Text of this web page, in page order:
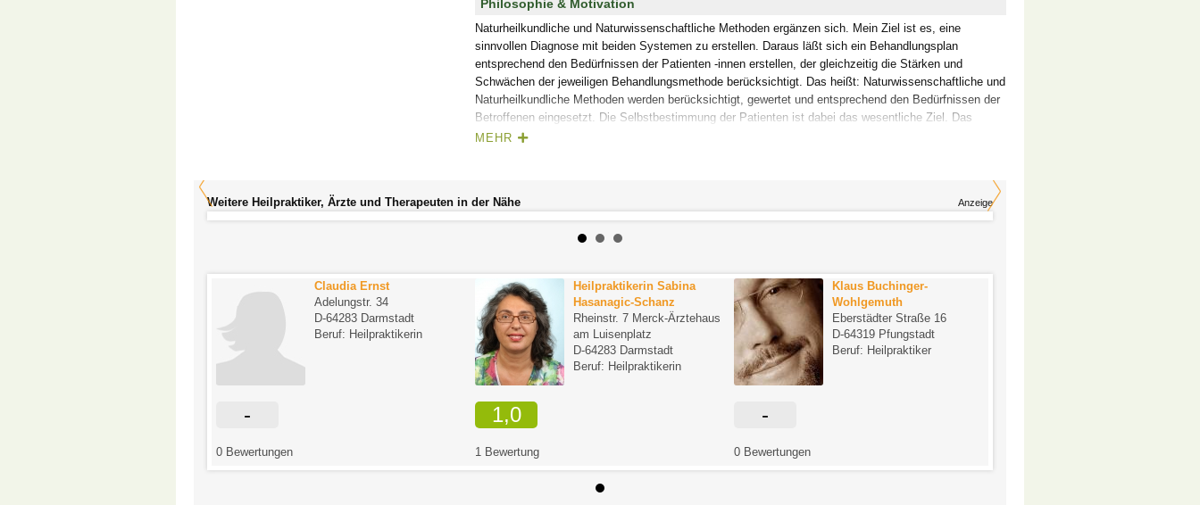
Philosophie & Motivation
Naturheilkundliche und Naturwissenschaftliche Methoden ergänzen sich. Mein Ziel ist es, eine
sinnvollen Diagnose mit beiden Systemen zu erstellen. Daraus läßt sich ein Behandlungsplan
entsprechend den Bedürfnissen der Patienten -innen erstellen, der gleichzeitig die Stärken und
Schwächen der jeweiligen Behandlungsmethode berücksichtigt. Das heißt: Naturwissenschaftliche und
Naturheilkundliche Methoden werden berücksichtigt, gewertet und entsprechend den Bedürfnissen der
Betroffenen eingesetzt. Die Selbstbestimmung der Patienten ist dabei das wesentliche Ziel. Das
Herausarbeiten von Behandlungsalternativen soll die Betroffenen in die Entscheidungen über die
MEHR
Weitere Heilpraktiker, Ärzte und Therapeuten in der Nähe Anzeige
-
0 Bewertungen
Claudia Ernst
Adelungstr. 34
D-64283 Darmstadt
Beruf: Heilpraktikerin
1,0
1 Bewertung
Heilpraktikerin Sabina
Hasanagic-Schanz
Rheinstr. 7 Merck-Ärztehaus
am Luisenplatz
D-64283 Darmstadt
Beruf: Heilpraktikerin
-
0 Bewertungen
Klaus Buchinger-
Wohlgemuth
Eberstädter Straße 16
D-64319 Pfungstadt
Beruf: Heilpraktiker